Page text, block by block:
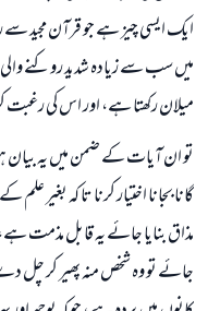
ايك ايسى چيز ہے جو قرآن مجيد سے
ميں سب سے زيادہ شديد روكنے
ميلان ركھتا ہے، اور اس كى
تو ان آيات كے ضمن ميں يہ بيان
گانا بجانا اختيار كرنا تا كہ بغير
مذاق بنايا جائے يہ قابل مذمت
جائے تو وہ شخص منہ پھير كر چل